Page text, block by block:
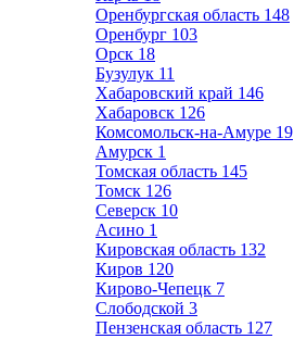
Оренбургская область 148
Оренбург 103
Орск 18
Бузулук 11
Хабаровский край 146
Хабаровск 126
Комсомольск-на-Амуре 19
Амурск 1
Томская область 145
Томск 126
Северск 10
Асино 1
Кировская область 132
Киров 120
Кирово-Чепецк 7
Слободской 3
Пензенская область 127